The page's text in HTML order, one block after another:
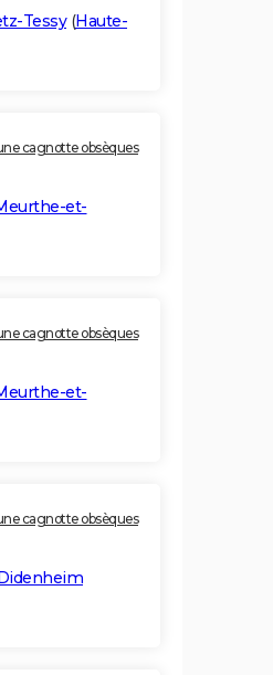
Tessy(Haute-
cagnotte obsèques
et-
cagnotte obsèques
et-
cagnotte obsèques